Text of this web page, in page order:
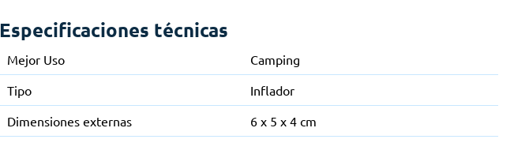
Especificaciones técnicas
Mejor Uso
Camping
Tipo
Inflador
Dimensiones externas
6 x 5 x 4 cm